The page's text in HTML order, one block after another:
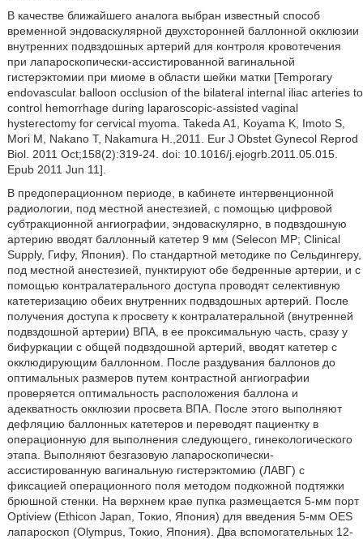
В качестве ближайшего аналога выбран известный способ
временной эндоваскулярной двухсторонней баллонной окклюзии
внутренних подвздошных артерий для контроля кровотечения
при лапароскопически-ассистированной вагинальной
гистерэктомии при миоме в области шейки матки [Temporary
endovascular balloon occlusion of the bilateral internal iliac arteries to
control hemorrhage during laparoscopic-assisted vaginal
hysterectomy for cervical myoma. Takeda A1, Koyama K, Imoto S,
Mori M, Nakano T, Nakamura H.,2011. Eur J Obstet Gynecol Reprod
Biol. 2011 Oct;158(2):319-24. doi: 10.1016/j.ejogrb.2011.05.015.
Epub 2011 Jun 11].
В предоперационном периоде, в кабинете интервенционной
радиологии, под местной анестезией, с помощью цифровой
субтракционной ангиографии, эндоваскулярно, в подвздошную
артерию вводят баллонный катетер 9 мм (Selecon MP; Clinical
Supply, Гифу, Япония). По стандартной методике по Сельдингеру,
под местной анестезией, пунктируют обе бедренные артерии, и с
помощью контралатерального доступа проводят селективную
катетеризацию обеих внутренних подвздошных артерий. После
получения доступа к просвету к контралатеральной (внутренней
подвздошной артерии) ВПА, в ее проксимальную часть, сразу у
бифуркации с общей подвздошной артерий, вводят катетер с
окклюдирующим баллонном. После раздувания баллонов до
оптимальных размеров путем контрастной ангиографии
проверяется оптимальность расположения баллона и
адекватность окклюзии просвета ВПА. После этого выполняют
дефляцию баллонных катетеров и переводят пациентку в
операционную для выполнения следующего, гинекологического
этапа. Выполняют безгазовую лапароскопически-
ассистированную вагинальную гистерэктомию (ЛАВГ) с
фиксацией операционного поля методом подкожной подтяжки
брюшной стенки. На верхнем крае пупка размещается 5-мм порт
Optiview (Ethicon Japan, Токио, Япония) для введения 5-мм OES
лапароскоп (Olympus, Токио, Япония). Два вспомогательных 12-